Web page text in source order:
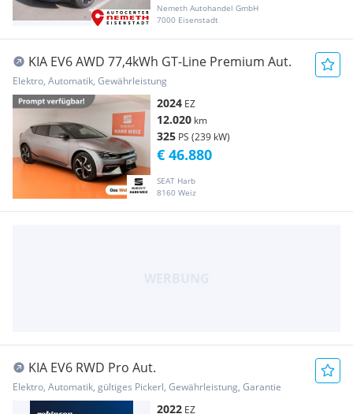
Nemeth Autohandel GmbH
7000 Eisenstadt
KIA EV6 AWD 77,4kWh GT-Line Premium Aut.
Elektro, Automatik, Gewährleistung
2024 EZ
12.020 km
325 PS (239 kW)
SEAT Harb
8160 Weiz
€ 46.880
KIA EV6 RWD Pro Aut.
Elektro, Automatik, gültiges Pickerl, Gewährleistung, Garantie
2022 EZ